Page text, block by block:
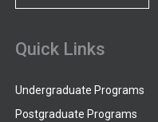
Quick Links
Undergraduate Programs
Postgraduate Programs